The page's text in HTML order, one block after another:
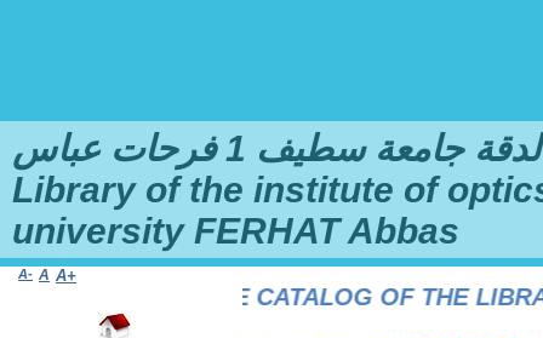
سطيف 1 فرحات عباس
Library of the institute of
university FERHAT Abbas
TO THE ONLINE CATALOG OF THE
A- A A+